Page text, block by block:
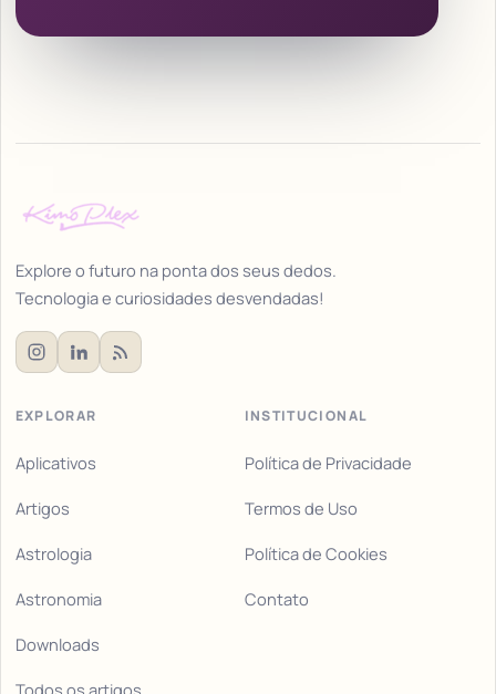
Explore o futuro na ponta dos seus dedos.
Tecnologia e curiosidades desvendadas!
EXPLORAR
Aplicativos
Artigos
Astrologia
Astronomia
Downloads
INSTITUCIONAL
Política de Privacidade
Termos de Uso
Política de Cookies
Contato